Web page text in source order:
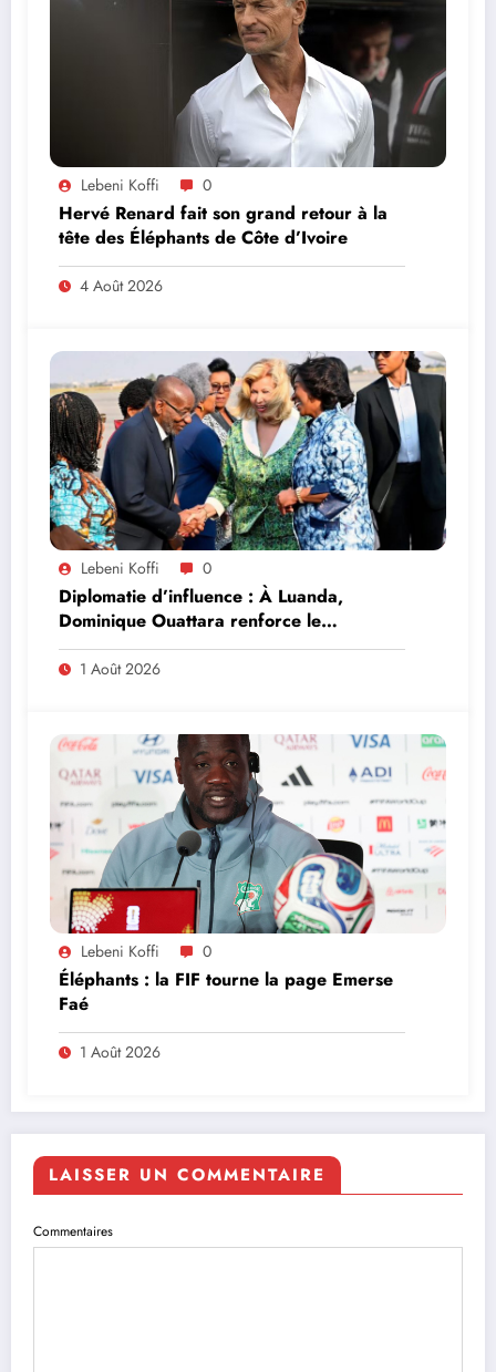
Lebeni Koffi 0
Hervé Renard fait son grand retour à la
tête des Éléphants de Côte d’Ivoire
4 Août 2026
Lebeni Koffi 0
Diplomatie d’influence : À Luanda,
Dominique Ouattara renforce le
leadership solidaire de la Côte d’Ivoire en
Afrique
1 Août 2026
Lebeni Koffi 0
Éléphants : la FIF tourne la page Emerse
Faé
1 Août 2026
LAISSER UN COMMENTAIRE
Commentaires